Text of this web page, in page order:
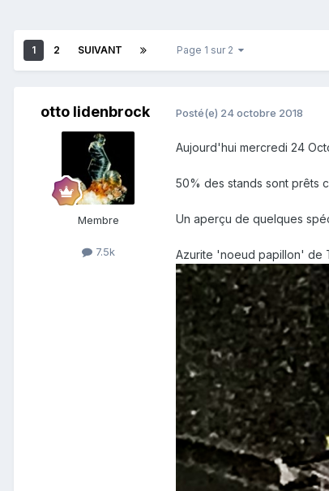
1 2 SUIVANT Page 1 sur 2
otto lidenbrock
Membre
7.5k
Posté(e) 24 octobre 2018
Aujourd'hui mercredi 24
50% des stands sont prêts
Un aperçu de quelques
Azurite 'noeud papillon' de